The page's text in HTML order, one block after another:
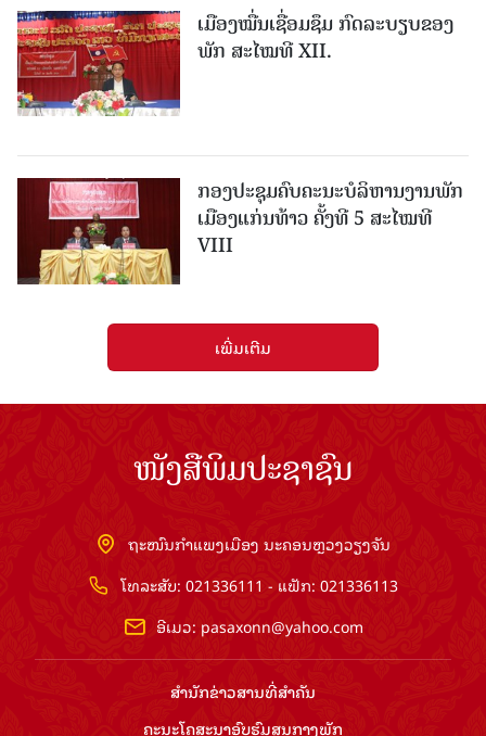
ເມືອງ​ໝື່ນເຊື່ອມຊຶມ ກົດລະບຽບຂອງ
ພັກ ສະໄໝທີ XII.
ກອງປະຊຸມຄົບຄະນະບໍລິຫານງານພັກ
ເມືອງແກ່ນ​ທ້າວ ຄັ້ງທີ 5 ສະໄໝທີ
VIII
ເພີ່ມເຕີມ
ໜັງສືພິມປະຊາຊົນ
ຖະໜົນກຳແພງເມືອງ ນະຄອນຫຼວງວຽງຈັນ
ໂທລະສັບ: 021336111 - ແຟັກ: 021336113
ອີເມວ: pasaxonn@yahoo.com
ສຳ​ນັກ​ຂ່າວ​ສານ​ທີ່​ສຳ​ຄັນ​
ຄະນະໂຄສະນາອົບຮົມ​ສູນ​ກາງ​ພັກ